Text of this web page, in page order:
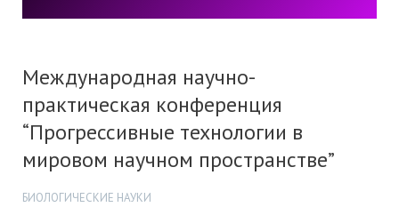
Международная научно-
практическая конференция
“Прогрессивные технологии в
мировом научном пространстве”
БИОЛОГИЧЕСКИЕ НАУКИ